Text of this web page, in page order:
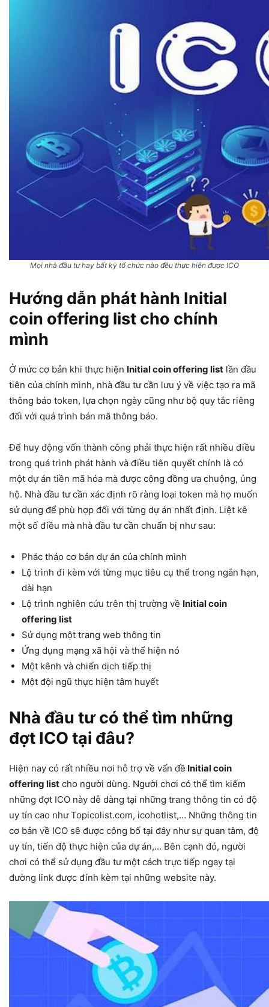
Mọi nhà đầu tư hay bất kỳ tổ chức nào đều thực hiện được ICO
Hướng dẫn phát hành Initial
coin offering list cho chính
mình
Ở mức cơ bản khi thực hiện Initial coin offering list lần đầu
tiên của chính mình, nhà đầu tư cần lưu ý về việc tạo ra mã
thông báo token, lựa chọn ngày cũng như bộ quy tắc riêng
đối với quá trình bán mã thông báo.
Để huy động vốn thành công phải thực hiện rất nhiều điều
trong quá trình phát hành và điều tiên quyết chính là có
một dự án tiền mã hóa mà được cộng đồng ưa chuộng, ủng
hộ. Nhà đầu tư cần xác định rõ ràng loại token mà họ muốn
sử dụng để phù hợp đối với từng dự án nhất định. Liệt kê
một số điều mà nhà đầu tư cần chuẩn bị như sau:
Phác thảo cơ bản dự án của chính mình
Lộ trình đi kèm với từng mục tiêu cụ thể trong ngắn hạn,
dài hạn
Lộ trình nghiên cứu trên thị trường về Initial coin
offering list
Sử dụng một trang web thông tin
Ứng dụng mạng xã hội và thể hiện nó
Một kênh và chiến dịch tiếp thị
Một đội ngũ thực hiện tâm huyết
Nhà đầu tư có thể tìm những
đợt ICO tại đâu?
Hiện nay có rất nhiều nơi hỗ trợ về vấn đề Initial coin
offering list cho người dùng. Người chơi có thể tìm kiếm
những đợt ICO này dễ dàng tại những trang thông tin có độ
uy tín cao như Topicolist.com, icohotlist,… Những thông tin
cơ bản về ICO sẽ được công bố tại đây như sự quan tâm, độ
uy tín, tiến độ thực hiện của dự án,… Bên cạnh đó, người
chơi có thể sử dụng đầu tư một cách trực tiếp ngay tại
đường link được đính kèm tại những website này.